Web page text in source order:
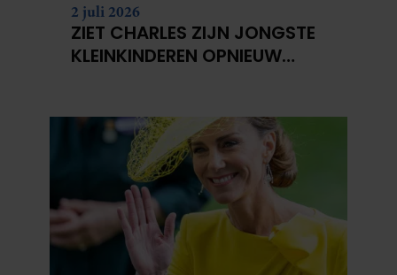
2 juli 2026
ZIET CHARLES ZIJN JONGSTE
KLEINKINDEREN OPNIEUW